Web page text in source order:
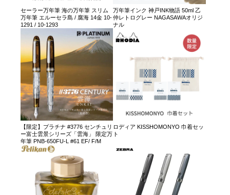
セーラー万年筆 海の万年筆 スリム
万年筆 エルーセラ島 / 腐海 14金 10-
1291 / 10-1293
万年筆インク 神戸INK物語 50ml 乙
仲レトログレー NAGASAWAオリジ
ナル
【限定】プラチナ #3776 センチュリ
ー富士雲景シリーズ「雲海」 限定万
年筆 PNB-650FU-L #61 EF/ F/M
ロディア KISSHOMONYO 巾着セッ
ト